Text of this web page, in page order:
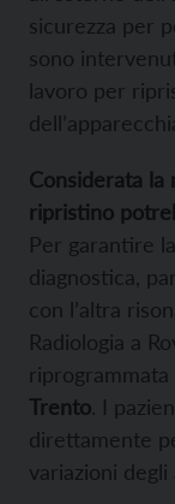
sicurezza per
sono
lavoro per
Considerata la
ripristino
Per garantire
diagnostica,
con l’altra
Radiologia a
riprogrammata
Trento. I
direttamente
variazioni